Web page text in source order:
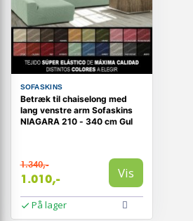
SOFASKINS
Betræk til chaiselong med
lang venstre arm Sofaskins
NIAGARA 210 - 340 cm Gul
1.340,-
1.010,- Vis
På lager